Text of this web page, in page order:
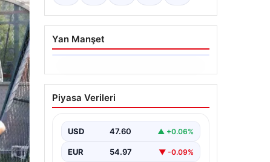
Yan Manşet
06.08.2026
Ertuğrul Özkök’ün
Hakaret İddialarına İfade
Ünlü gazeteci ve yazar Ertuğrul
iddialarıyla yürütülen soruşturma
Piyasa Verileri
USD 47.60 ▲ +0.06%
EUR 54.97 ▼ -0.09%